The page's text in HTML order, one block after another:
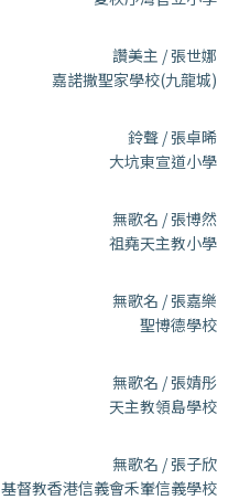
讚美主 / 張世娜
嘉諾撒聖家學校(九龍城)
鈴聲 / 張卓晞
大坑東宣道小學
無歌名 / 張博然
祖堯天主教小學
無歌名 / 張嘉樂
聖博德學校
無歌名 / 張婧彤
天主教領島學校
無歌名 / 張子欣
基督教香港信義會禾輋信義學校